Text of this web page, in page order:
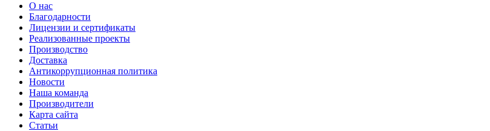
О нас
Благодарности
Лицензии и сертификаты
Реализованные проекты
Производство
Доставка
Антикоррупционная политика
Новости
Наша команда
Производители
Карта сайта
Статьи